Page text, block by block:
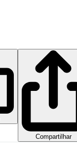
Compartilhar